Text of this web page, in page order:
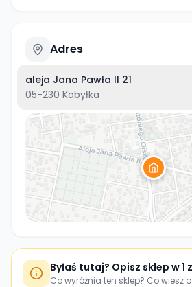
Adres
aleja Jana Pawła II 21
05-230 Kobyłka
Byłaś tutaj? Opisz sklep w 1
Co wyróżnia ten sklep? Co wiesz